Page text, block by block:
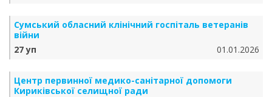
Сумський обласний клінічний госпіталь ветеранів
війни
27 уп
01.01.2026
Центр первинної медико-санітарної допомоги
Кириківської селищної ради